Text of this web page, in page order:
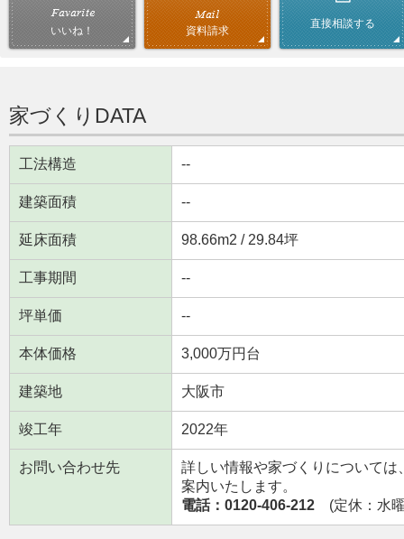
いいね！ 資料請求
直接相談する
家づくりDATA
工法構造 --
建築面積 --
延床面積 98.66m2 / 29.84坪
工事期間 --
坪単価 --
本体価格 3,000万円台
建築地 大阪市
竣工年 2022年
お問い合わせ先
詳しい情報や家づくりについて
案内いたします。
電話：0120-406-212 (定休：水